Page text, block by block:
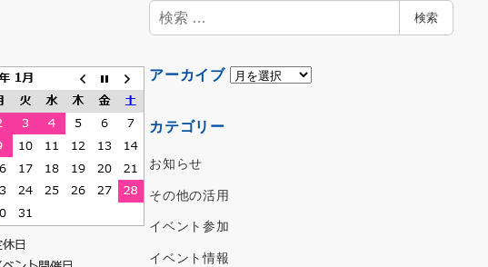
検
索
検索
アーカイブ ア
カテゴリー
お知らせ
その他の活用
イベント参加
イベント情報